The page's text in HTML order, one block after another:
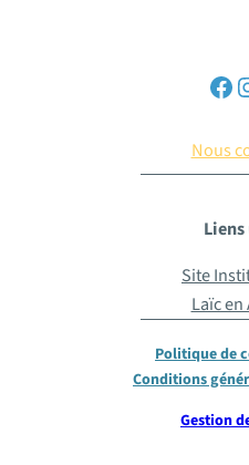
Nous
Site
Laïc
Politique de
Conditions
Gestion